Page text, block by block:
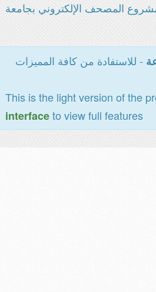
المصحف الإلكتروني بجامعة
- للاستفادة من كافة المميزات
This is the light version of the
interfaceto view full features